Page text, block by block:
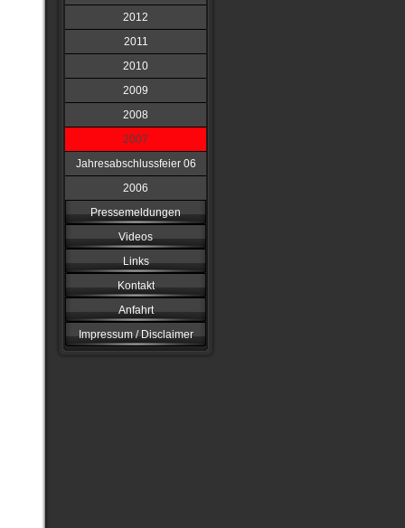
2012
2011
2010
2009
2008
2007
Jahresabschlussfeier 06
2006
Pressemeldungen
Videos
Links
Kontakt
Anfahrt
Impressum / Disclaimer